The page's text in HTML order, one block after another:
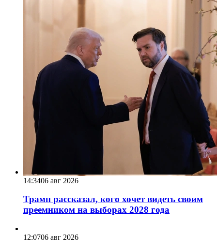
14:3406 авг 2026
Трамп рассказал, кого хочет видеть своим
преемником на выборах 2028 года
12:0706 авг 2026